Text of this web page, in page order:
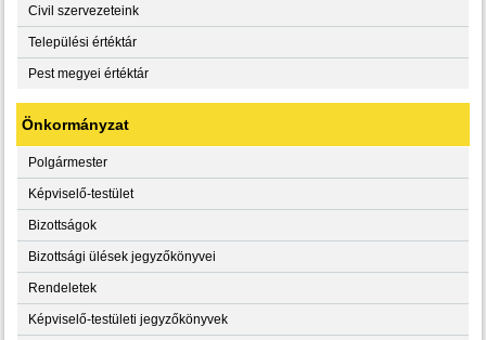
Civil szervezeteink
Települési értéktár
Pest megyei értéktár
Önkormányzat
Polgármester
Képviselő-testület
Bizottságok
Bizottsági ülések jegyzőkönyvei
Rendeletek
Képviselő-testületi jegyzőkönyvek